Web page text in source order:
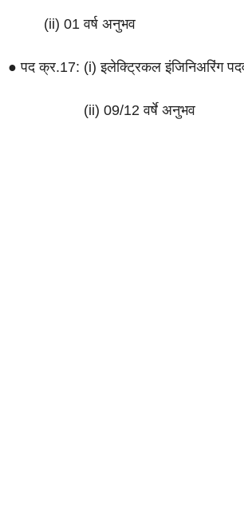
(ii) 01 वर्ष अनुभव
● पद क्र.17: (i) इलेक्ट्रिकल इंजिनिअरिंग
(ii) 09/12 वर्षे अनुभव